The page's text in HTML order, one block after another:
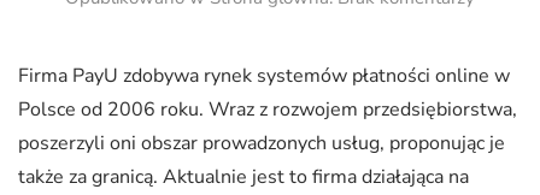
Firma PayU zdobywa rynek systemów płatności online w
Polsce od 2006 roku. Wraz z rozwojem przedsiębiorstwa,
poszerzyli oni obszar prowadzonych usług, proponując je
także za granicą. Aktualnie jest to firma działająca na